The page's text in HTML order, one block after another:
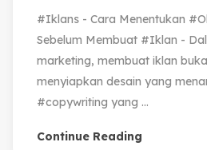
#Iklans - Cara Menentukan
Sebelum Membuat #Iklan -
marketing, membuat iklan
menyiapkan desain yang
#copywriting yang ...
Continue Reading